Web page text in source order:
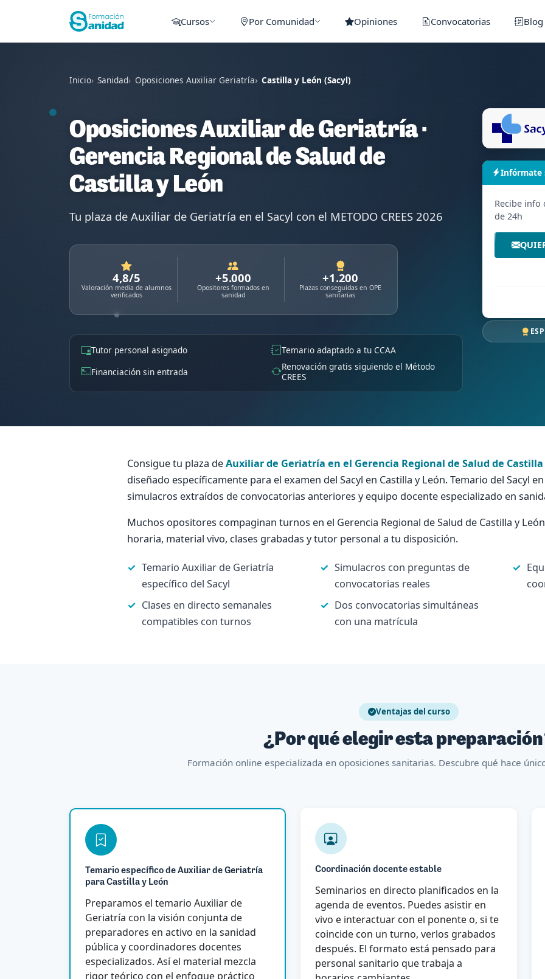
Cursos Por Comunidad Opiniones Convocatorias Blog
Inicio Sanidad Oposiciones Auxiliar Geriatría Castilla y León (Sacyl)
Oposiciones Auxiliar de Geriatría ·
Gerencia Regional de Salud de
Castilla y León
Tu plaza de Auxiliar de Geriatría en el Sacyl con el METODO CREES 2026
4,8/5
Valoración media de alumnos
verificados
+5.000
Opositores formados en
sanidad
+1.200
Plazas conseguidas en OPE
sanitarias
Tutor personal asignado
Temario adaptado a tu CCAA
Financiación sin entrada
Renovación gratis siguiendo el Método
CREES
Infórmate
Recibe info
de 24h
Consigue tu plaza deAuxiliar de Geriatría en el Gerencia Regional de Salud de Castilla
diseñado específicamente para el examen del Sacyl en Castilla y León. Temario del Sacyl
simulacros extraídos de convocatorias anteriores y equipo docente especializado en
Muchos opositores compaginan turnos en el Gerencia Regional de Salud de Castilla y
horaria, material vivo, clases grabadas y tutor personal a tu disposición.
Temario Auxiliar de Geriatría
específico del Sacyl
Simulacros con preguntas de
convocatorias reales
Clases en directo semanales
compatibles con turnos
Dos convocatorias simultáneas
con una matrícula
Ventajas del curso
¿Por qué elegir esta
Formación online especializada en oposiciones sanitarias. Descubre qué hace
Temario específico de Auxiliar de Geriatría
para Castilla y León
Preparamos el temario Auxiliar de
Geriatría con la visión conjunta de
preparadores en activo en la sanidad
pública y coordinadores docentes
especializados. Así el material mezcla
rigor teórico con el enfoque práctico
Coordinación docente estable
Seminarios en directo planificados en la
agenda de eventos. Puedes asistir en
vivo e interactuar con el ponente o, si te
coincide con un turno, verlos grabados
después. El formato está pensado para
personal sanitario que trabaja a